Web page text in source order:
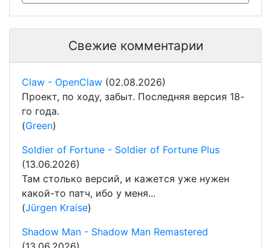
Свежие комментарии
Claw - OpenClaw (02.08.2026)
Проект, по ходу, забыт. Последняя версия 18-
го года.
(Green)
Soldier of Fortune - Soldier of Fortune Plus
(13.06.2026)
Там столько версий, и кажется уже нужен
какой-то патч, ибо у меня...
(Jürgen Kraise)
Shadow Man - Shadow Man Remastered